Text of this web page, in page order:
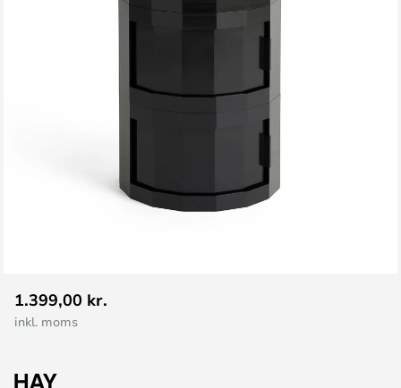
til
starten
billedgalleriet
1.399,00 kr.
inkl. moms